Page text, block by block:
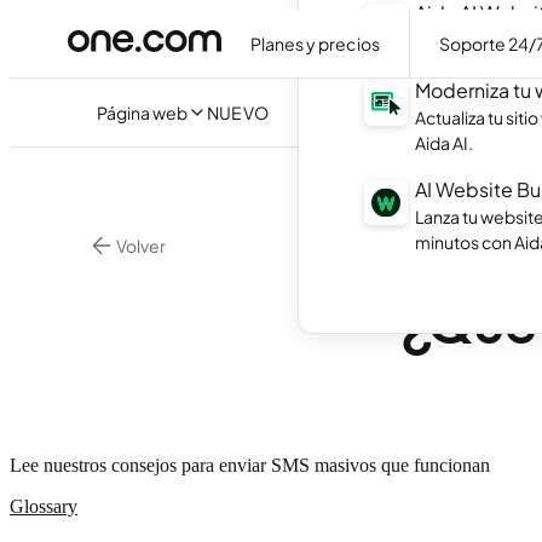
Planes y precios Soporte 24/
Página web NUEVO
Aida AI
Crea tu propia
Moderniza tu
Actualiza tu
Aida AI.
AI Website
Lanza tu
minutos con
Volver
Lee nuestros consejos para enviar SMS masivos que funcionan
Glossary